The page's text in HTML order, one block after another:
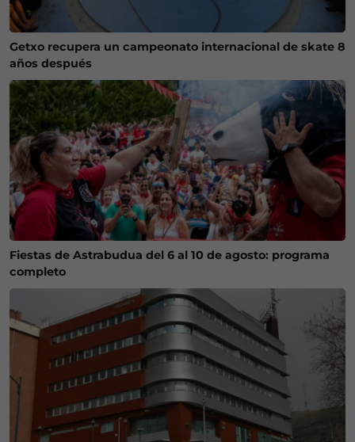
Getxo recupera un campeonato internacional de skate 8
años después
Fiestas de Astrabudua del 6 al 10 de agosto: programa
completo